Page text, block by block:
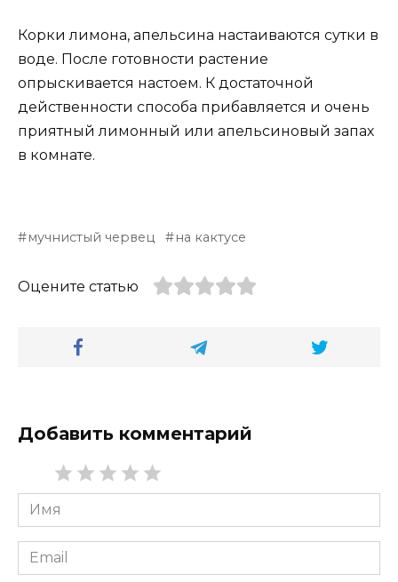
Корки лимона, апельсина настаиваются сутки в
воде. После готовности растение
опрыскивается настоем. К достаточной
действенности способа прибавляется и очень
приятный лимонный или апельсиновый запах
в комнате.
мучнистый червец на кактусе
Оцените статью
Добавить комментарий
Имя
*
Email
*